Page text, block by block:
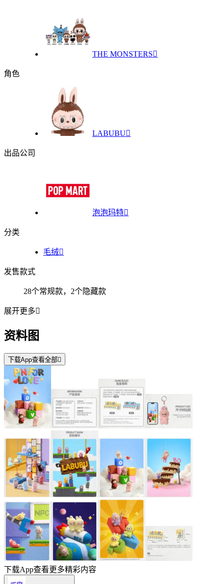
THE MONSTERS
角色
LABUBU
出品公司
泡泡玛特
分类
毛绒
发售款式
28个常规款，2个隐藏款
展开更多
资料图
下载App查看全部
下载App查看更多精彩内容